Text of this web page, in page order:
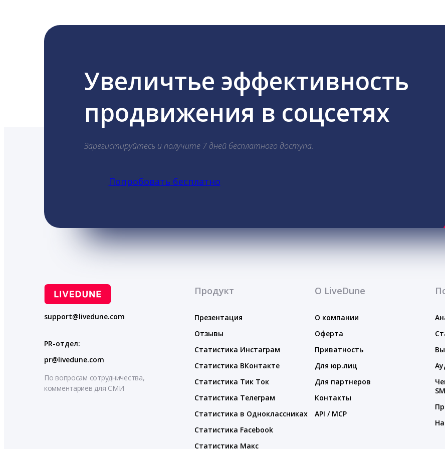
Увеличтье эффективность
продвижения в соцсетях
Зарегистируйтесь и получите 7 дней бесплатного доступа.
Попробовать бесплатно
support@livedune.com
PR-отдел:
pr@livedune.com
По вопросам сотрудничества,
комментариев для СМИ
Продукт
Презентация
Отзывы
Статистика Инстаграм
Статистика ВКонтакте
Статистика Тик Ток
Статистика Телеграм
Статистика в Одноклассниках
Статистика Facebook
Статистика Макс
О LiveDune
О компании
Оферта
Приватность
Для юр.лиц
Для партнеров
Контакты
API / MCP